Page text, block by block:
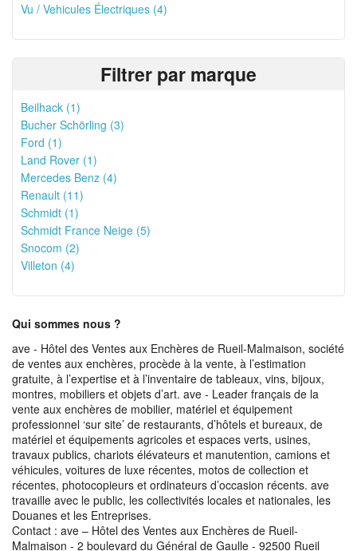
Vu / Vehicules Électriques (4)
Filtrer par marque
Beilhack (1)
Bucher Schörling (3)
Ford (1)
Land Rover (1)
Mercedes Benz (4)
Renault (11)
Schmidt (1)
Schmidt France Neige (5)
Snocom (2)
Villeton (4)
Qui sommes nous ?
ave - Hôtel des Ventes aux Enchères de Rueil-Malmaison, société
de ventes aux enchères, procède à la vente, à l’estimation
gratuite, à l’expertise et à l’inventaire de tableaux, vins, bijoux,
montres, mobiliers et objets d’art. ave - Leader français de la
vente aux enchères de mobilier, matériel et équipement
professionnel ‘sur site’ de restaurants, d’hôtels et bureaux, de
matériel et équipements agricoles et espaces verts, usines,
travaux publics, chariots élévateurs et manutention, camions et
véhicules, voitures de luxe récentes, motos de collection et
récentes, photocopieurs et ordinateurs d’occasion récents. ave
travaille avec le public, les collectivités locales et nationales, les
Douanes et les Entreprises.
Contact : ave – Hôtel des Ventes aux Enchères de Rueil-
Malmaison - 2 boulevard du Général de Gaulle - 92500 Rueil